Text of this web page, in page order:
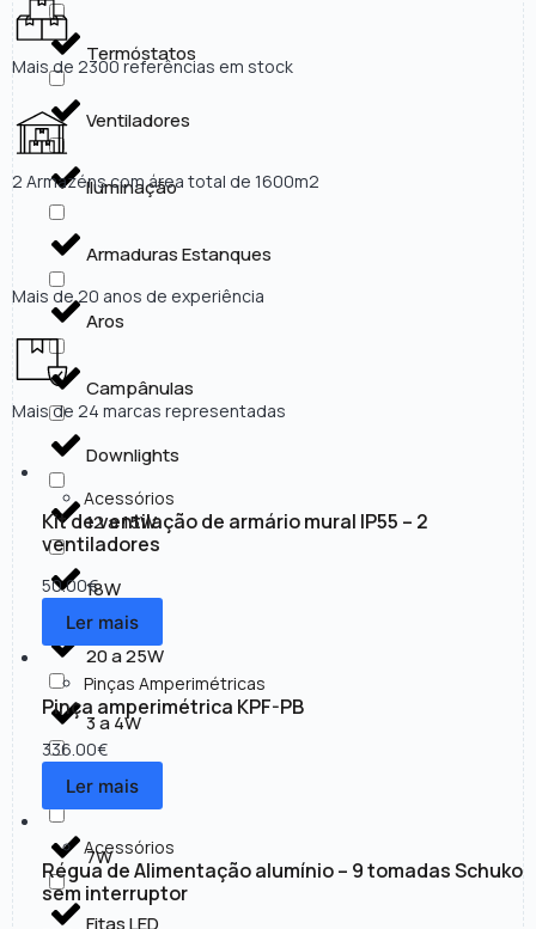
Termóstatos
Ventiladores
Iluminação
Armaduras Estanques
Aros
Campânulas
Downlights
12 a 15W
18W
20 a 25W
3 a 4W
30 a 50W
7W
Fitas LED
Mais de 2300 referências em stock
2 Armazéns com área total de 1600m2
Mais de 20 anos de experiência
Mais de 24 marcas representadas
Acessórios
Kit de ventilação de armário mural IP55 – 2
ventiladores
50.00€
Ler mais
Pinças Amperimétricas
Pinça amperimétrica KPF-PB
336.00€
Ler mais
Acessórios
Régua de Alimentação alumínio – 9 tomadas Schuko
sem interruptor